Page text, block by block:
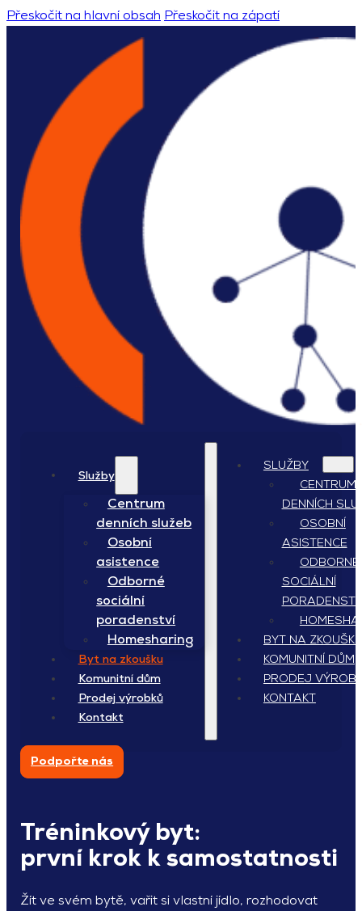
Přeskočit na hlavní obsah Přeskočit na zápatí
Služby
Centrum
denních služeb
Osobní
asistence
Odborné
sociální
poradenství
Homesharing
Byt na zkoušku
Komunitní dům
Prodej výrobků
Kontakt
SLUŽBY
CENTRUM
DENNÍCH
OSOBNÍ
ASISTENCE
ODBORNÉ
SOCIÁLNÍ
BYT NA ZKOUŠKU
KOMUNITNÍ DŮM
PRODEJ
KONTAKT
Podpořte nás
Tréninkový byt:
první krok k samostatnosti
Žít ve svém bytě, vařit si vlastní jídlo, rozhodovat